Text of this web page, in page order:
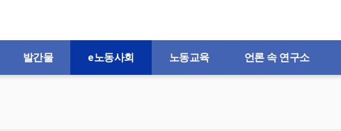
발간물 e노동사회 노동교육 언론 속 연구소